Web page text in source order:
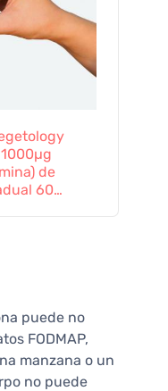
de
60
puede no
FODMAP,
manzana o un
no puede